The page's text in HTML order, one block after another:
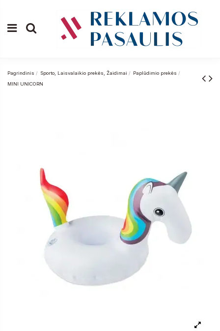
Pagrindinis Sporto, Laisvalaikio prekės, Žaidimai
Paplūdimio prekės
MINI UNICORN